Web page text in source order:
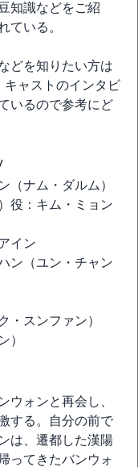
知識などをご紹
ている。
どを知りたい方は
キャストのインタビ
いるので参考にど
（ナム・ダルム）
役：キム・ミョン
イン
ン（ユン・チャン
・スンファン）
）
ウォンと再会し、
する。自分の前で
は、遷都した漢陽
ってきたバンウォ